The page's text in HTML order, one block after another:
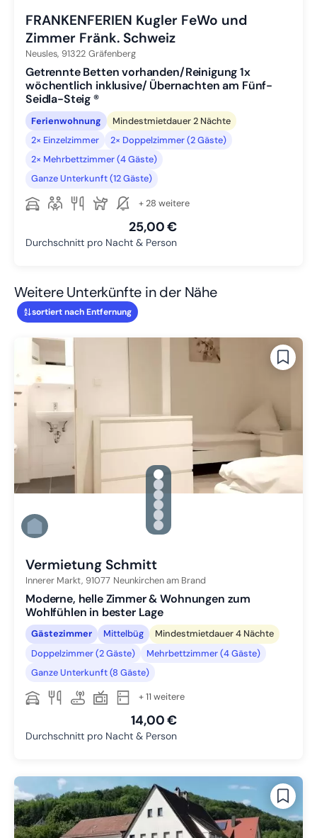
FRANKENFERIEN Kugler FeWo und
Zimmer Fränk. Schweiz
Neusles, 91322 Gräfenberg
Getrennte Betten vorhanden/Reinigung 1x
wöchentlich inklusive/ Übernachten am Fünf-
Seidla-Steig ®
Ferienwohnung
Mindestmietdauer 2 Nächte
2× Einzelzimmer
2× Doppelzimmer (2 Gäste)
2× Mehrbettzimmer (4 Gäste)
Ganze Unterkunft (12 Gäste)
+ 28 weitere
25,00 €
Durchschnitt pro Nacht & Person
Weitere Unterkünfte in der Nähe
sortiert nach Entfernung
gallery.slide_selector
Zu Slide 1 wechseln
Zu Slide 2 wechseln
Zu Slide 3 wechseln
Zu Slide 4 wechseln
Zu Slide 5 wechseln
Zu Slide 6 wechseln
Vermietung Schmitt
Innerer Markt, 91077 Neunkirchen am Brand
Moderne, helle Zimmer & Wohnungen zum
Wohlfühlen in bester Lage
Gästezimmer Mittelbüg
Mindestmietdauer 4 Nächte
Doppelzimmer (2 Gäste)
Mehrbettzimmer (4 Gäste)
Ganze Unterkunft (8 Gäste)
+ 11 weitere
14,00 €
Durchschnitt pro Nacht & Person